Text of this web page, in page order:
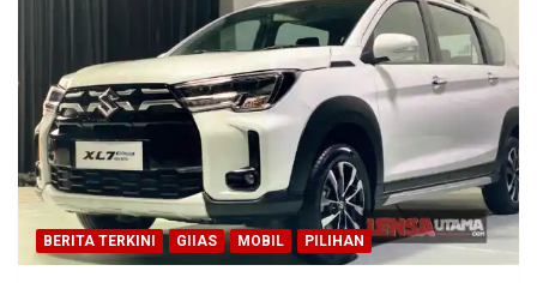
BERITA TERKINI GIIAS MOBIL PILIHAN